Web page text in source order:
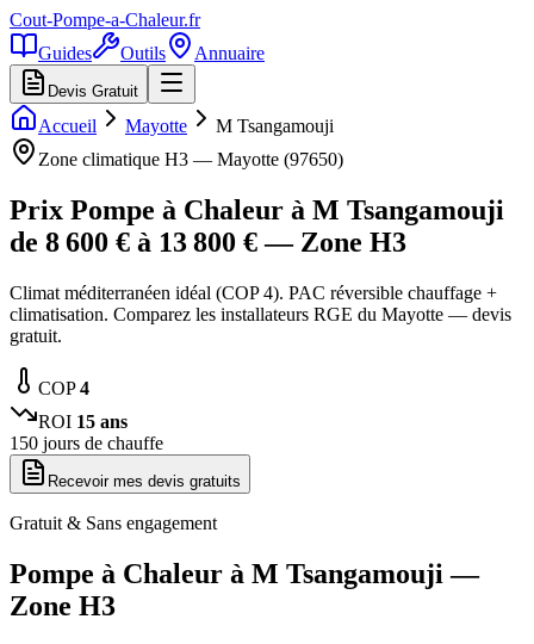
Cout-Pompe-a-Chaleur.fr
Guides
Outils Annuaire
Devis Gratuit
Accueil Mayotte
M Tsangamouji
Zone climatique H3 — Mayotte (97650)
Prix Pompe à Chaleur à M Tsangamouji
de 8 600 € à 13 800 € — Zone H3
Climat méditerranéen idéal (COP 4). PAC réversible chauffage +
climatisation. Comparez les installateurs RGE du Mayotte — devis
gratuit.
COP4
ROI 15 ans
150 jours de chauffe
Recevoir mes devis gratuits
Gratuit & Sans engagement
Pompe à Chaleur à M Tsangamouji —
Zone H3